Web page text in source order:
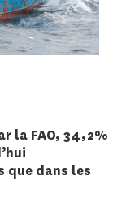
la FAO, 34,2%
que dans les